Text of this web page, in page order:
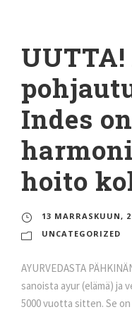
Indes on
hoito
13 MARRASKUUN,
UNCATEGORIZED
AYURVEDASTA
sanoista ayur (elämä) ja
5000 vuotta sitten. Se